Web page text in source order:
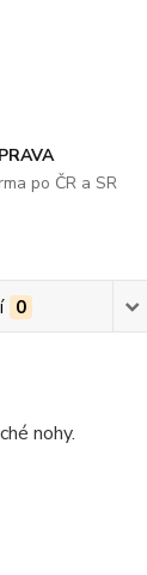
po ČR a SR
0
nohy.